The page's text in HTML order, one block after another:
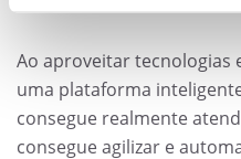
Ao aproveitar tecnologias
uma plataforma
consegue realmente
consegue agilizar e